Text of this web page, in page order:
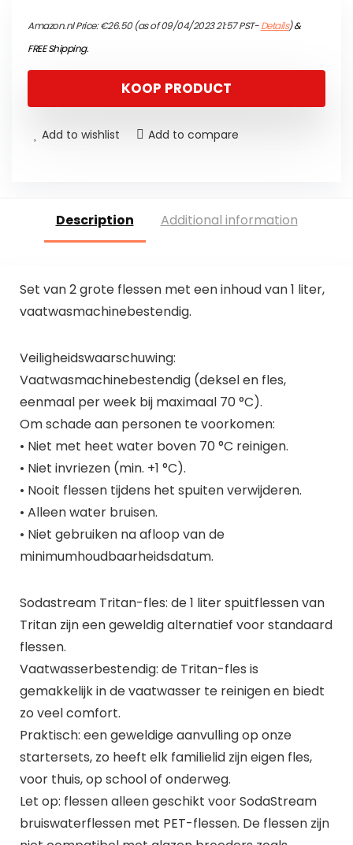
Amazon.nl Price:€26.50(as of 09/04/2023 21:57 PST-Details)&
FREE Shipping.
KOOP PRODUCT
Add to wishlist Add to compare
Description Additional information
Set van 2 grote flessen met een inhoud van 1 liter,
vaatwasmachinebestendig.
Veiligheidswaarschuwing:
Vaatwasmachinebestendig (deksel en fles,
eenmaal per week bij maximaal 70 °C).
Om schade aan personen te voorkomen:
• Niet met heet water boven 70 °C reinigen.
• Niet invriezen (min. +1 °C).
• Nooit flessen tijdens het spuiten verwijderen.
• Alleen water bruisen.
• Niet gebruiken na afloop van de
minimumhoudbaarheidsdatum.
Sodastream Tritan-fles: de 1 liter spuitflessen van
Tritan zijn een geweldig alternatief voor standaard
flessen.
Vaatwasserbestendig: de Tritan-fles is
gemakkelijk in de vaatwasser te reinigen en biedt
zo veel comfort.
Praktisch: een geweldige aanvulling op onze
startersets, zo heeft elk familielid zijn eigen fles,
voor thuis, op school of onderweg.
Let op: flessen alleen geschikt voor SodaStream
bruiswaterflessen met PET-flessen. De flessen zijn